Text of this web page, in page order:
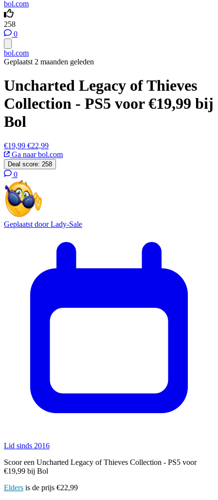
bol.com
258
0
bol.com
Geplaatst 2 maanden geleden
Uncharted Legacy of Thieves
Collection - PS5 voor €19,99 bij
Bol
€19,99 €22,99
Ga naar bol.com
Deal score: 258
0
Geplaatst doorLady-Sale
Lid sinds 2016
Scoor een Uncharted Legacy of Thieves Collection - PS5 voor
€19,99 bij Bol
Elders is de prijs €22,99